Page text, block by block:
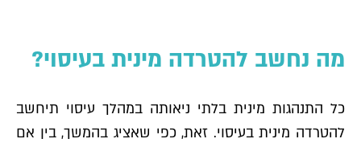
מה נחשב להטרדה מינית בעיסוי?
כל התנהגות מינית בלתי ניאותה במהלך עיסוי תיחשב
להטרדה מינית בעיסוי. זאת, כפי שאציג בהמשך, בין אם